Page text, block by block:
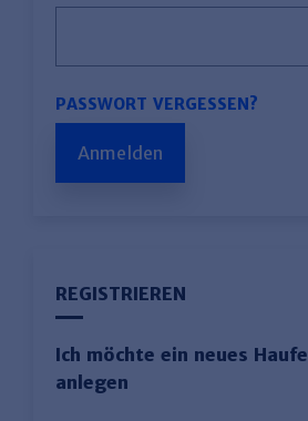
PASSWORT VERGESSEN?
Anmelden
REGISTRIEREN
Ich möchte ein neues
anlegen